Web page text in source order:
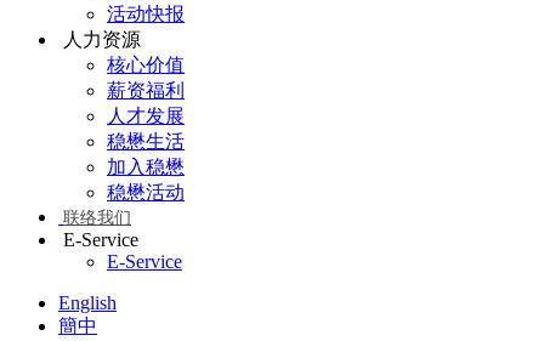
活动快报
人力资源
核心价值
薪资福利
人才发展
稳懋生活
加入稳懋
稳懋活动
联络我们
E-Service
E-Service
English
簡中